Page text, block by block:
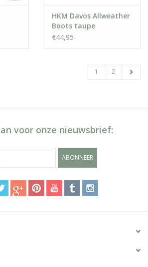
HKM Davos Allweather
Boots taupe
€44,95
1 2
voor onze nieuwsbrief:
ABONNEER